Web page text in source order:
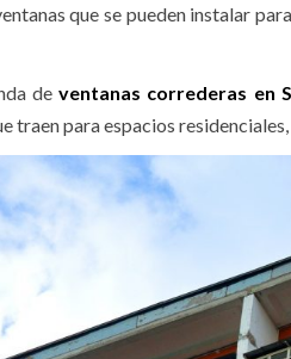
que se pueden instalar
deventanas correderas en
traen para espacios